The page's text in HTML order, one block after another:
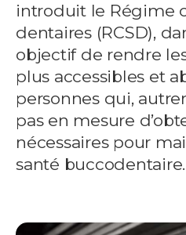
introduit le Régime
dentaires (RCSD),
objectif de rendre
plus accessibles et
personnes qui,
pas en mesure
nécessaires pour
santé buccodentaire.